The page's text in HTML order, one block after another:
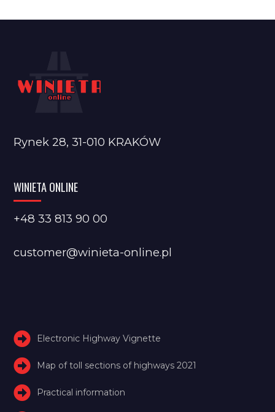
Rynek 28, 31-010 KRAKÓW
WINIETA ONLINE
+48 33 813 90 00
customer@winieta-online.pl
Electronic Highway Vignette
Map of toll sections of highways 2021
Practical information